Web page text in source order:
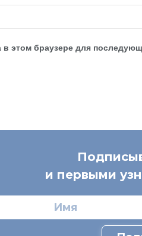
этом браузере для
и первыми